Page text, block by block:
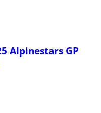
Alpinestars GP